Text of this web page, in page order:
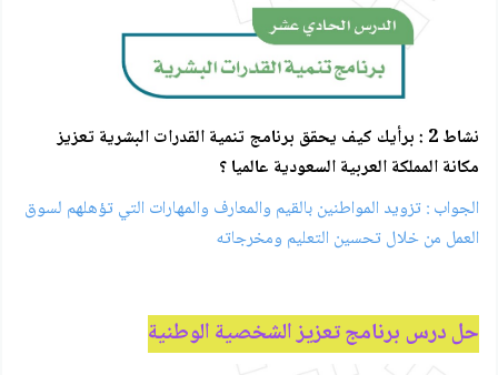
نشاط 2 : برأيك كيف يحقق برنامج تنمية القدرات البشرية تعزيز
مكانة المملكة العربية السعودية عالميا ؟
الجواب : تزويد المواطنين بالقيم والمعارف والمهارات التي تؤهلهم لسوق
العمل من خلال تحسين التعليم ومخرجاته
حل درس برنامج تعزيز الشخصية الوطنية